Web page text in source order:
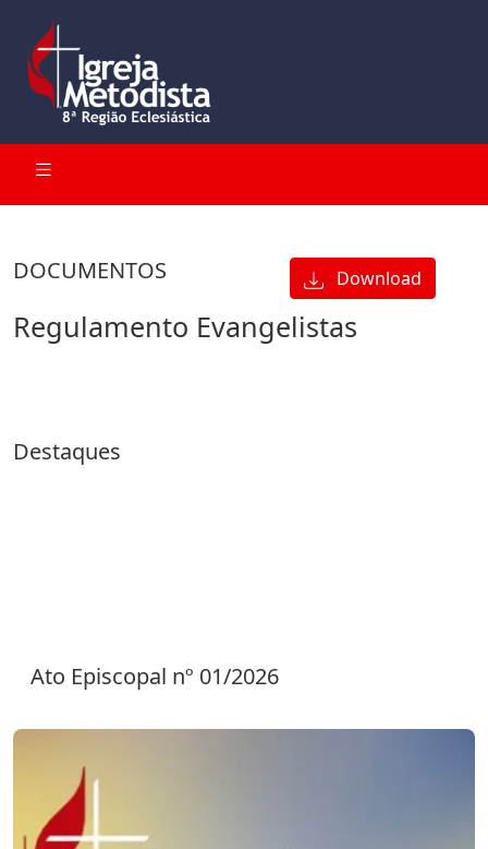
DOCUMENTOS Download
Regulamento Evangelistas
Destaques
Ato Episcopal nº 01/2026